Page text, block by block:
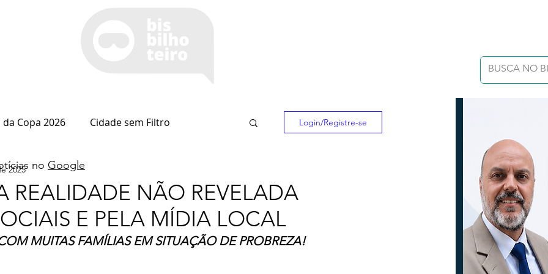
Copa 2026 Cidade sem Filtro
Espaço Itaipu
Esportes Coluna do Nolasco
Login/Registre-se
REALIDADE NÃO REVELADA
E PELA MÍDIA LOCAL
2025
MUITAS FAMÍLIAS EM SITUAÇÃO DE PROBREZA!
no Google